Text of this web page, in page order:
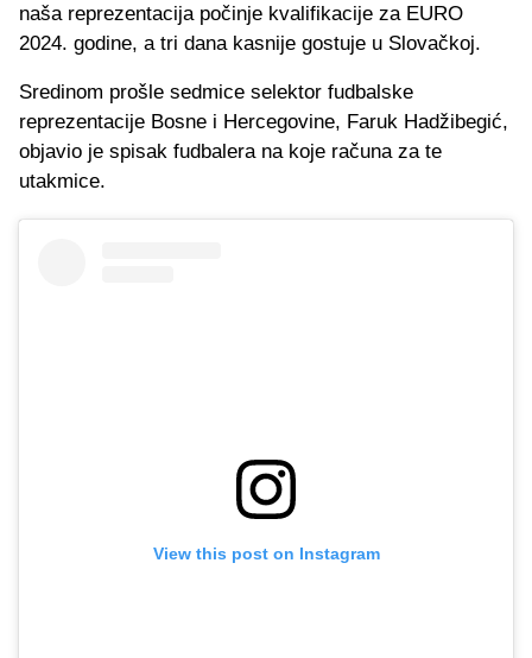
naša reprezentacija počinje kvalifikacije za EURO
2024. godine, a tri dana kasnije gostuje u Slovačkoj.
Sredinom prošle sedmice selektor fudbalske
reprezentacije Bosne i Hercegovine, Faruk Hadžibegić,
objavio je spisak fudbalera na koje računa za te
utakmice.
View this post on Instagram